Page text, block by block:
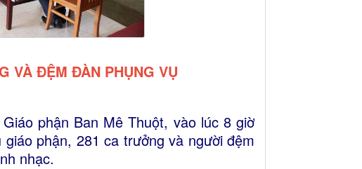
VÀ ĐỆM ĐÀN PHỤNG VỤ
phận Ban Mê Thuột, vào lúc 8 giờ
phận, 281 ca trưởng và người đệm
nhạc.